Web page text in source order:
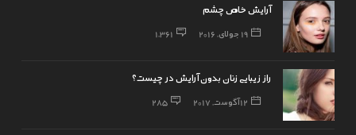
آرایش خاص چشم
19 جولای, 2016 1,361
راز زیبایی زنان بدون آرایش در چیست؟
12 آگوست, 2017 285